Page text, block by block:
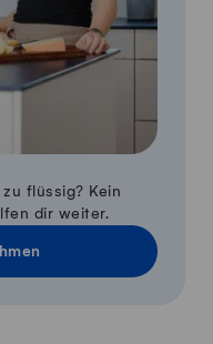
flüssig? Kein
dir weiter.